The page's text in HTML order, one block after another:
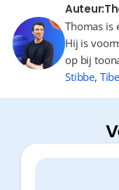
Auteur:
Thomas is
Hij is
op bij
Stibbe,